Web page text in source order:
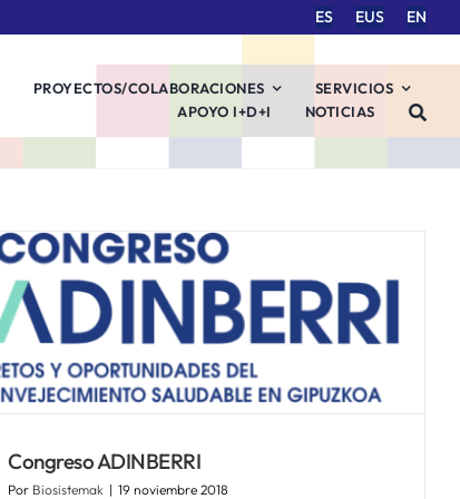
ES EUS EN
PROYECTOS/COLABORACIONES
SERVICIOS
APOYO I+D+I
NOTICIAS
Congreso ADINBERRI
Por Biosistemak | 19 noviembre 2018